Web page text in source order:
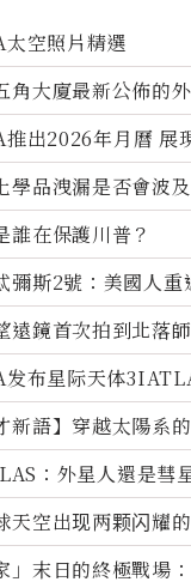
太空照片精選
角大廈最新公佈的
推出2026年月曆 展
學品洩漏是否會波
誰在保護川普？
彌斯2號：美國人重
遠鏡首次拍到北落
发布星际天体
新語】穿越太陽系
：外星人還是彗
天空出现两颗闪耀
」末日的終極戰場